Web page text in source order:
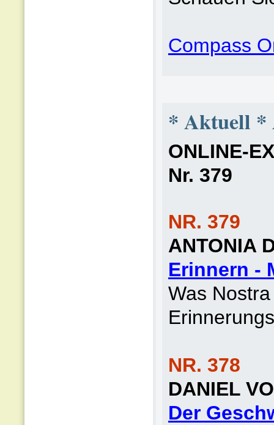
Compass
* Aktuell
ONLINE-
Nr. 379
NR. 379
ANTONIA
Erinnern -
Was
NR. 378
DANIEL
Der